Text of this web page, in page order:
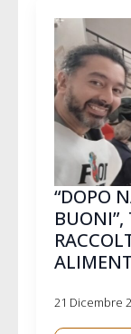
“DOPO
BUONI”,
21 Dicembre